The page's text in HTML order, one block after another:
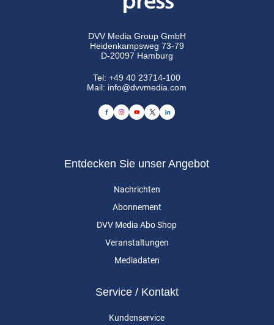
DVV Media Group GmbH
Heidenkampsweg 73-79
D-20097 Hamburg
Tel:+49 40 23714-100
Mail: info@dvvmedia.com
Entdecken Sie unser Angebot
Nachrichten
Abonnement
DVV Media Abo Shop
Veranstaltungen
Mediadaten
Service / Kontakt
Kundenservice